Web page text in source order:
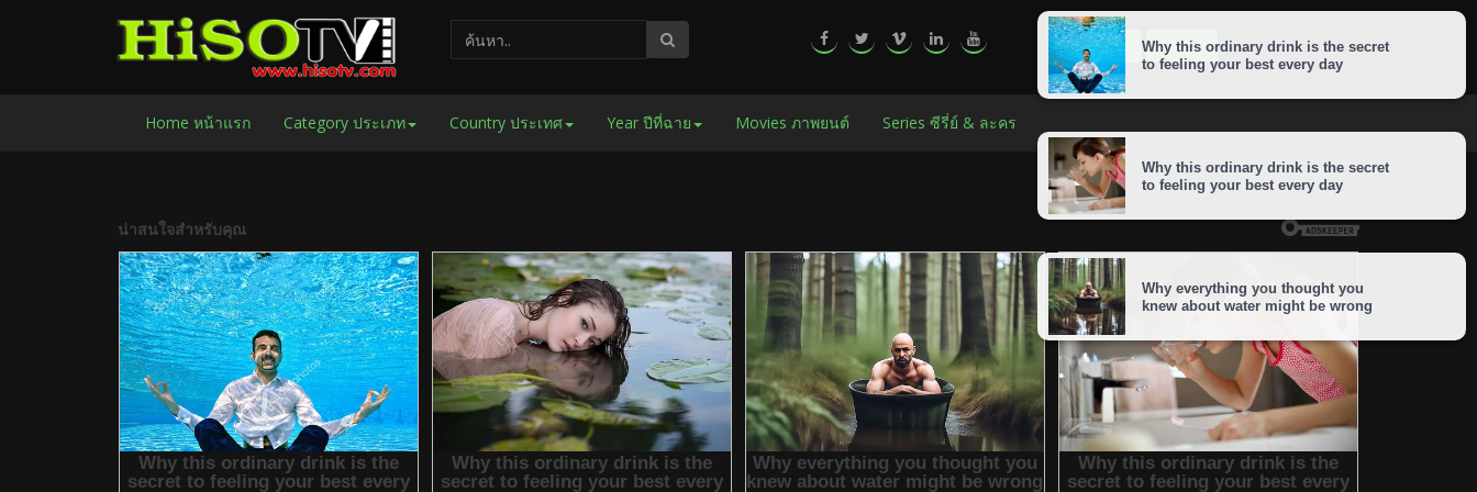
LOGIN SIGNUP
Home หน้าแรก Category ประเภท Country ประเทศ Year ปีที่ฉาย Movies ภาพยนต์ Series ซีรี่ย์ & ละคร